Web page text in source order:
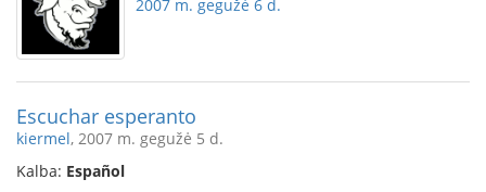
2007 m. gegužė 6 d.
Escuchar esperanto
kiermel, 2007 m. gegužė 5 d.
Kalba: Español